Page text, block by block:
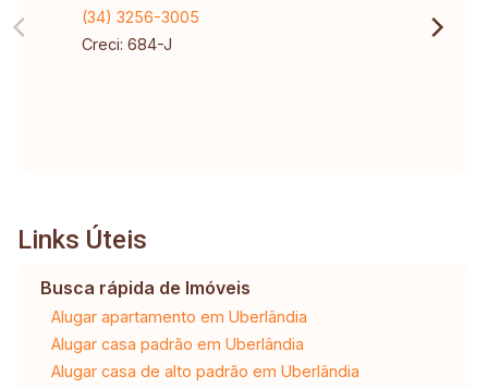
(34) 3256-3005
Creci: 684-J
Links Úteis
Busca rápida de Imóveis
Alugar apartamento em Uberlândia
Alugar casa padrão em Uberlândia
Alugar casa de alto padrão em Uberlândia